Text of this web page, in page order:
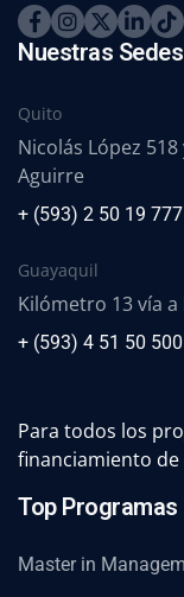
Nuestras Sedes
Quito
Nicolás López
Aguirre
+ (593) 2 50 19 777
Guayaquil
Kilómetro 13 vía a
+ (593) 4 51 50 500
Para todos los
financiamiento de
Top Programas
Master in